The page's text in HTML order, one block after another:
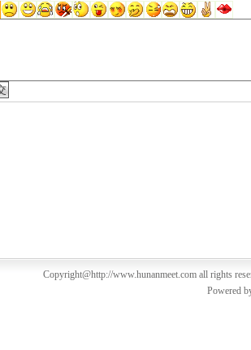
Copyright@http://www.hunanmeet.com all rights
Powered